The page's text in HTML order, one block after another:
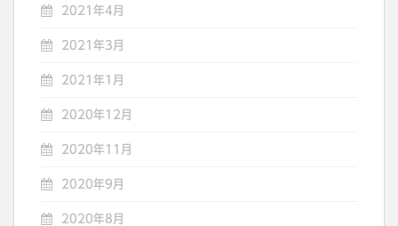
2021年4月
2021年3月
2021年1月
2020年12月
2020年11月
2020年9月
2020年8月